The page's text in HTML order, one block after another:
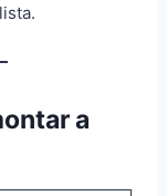
a